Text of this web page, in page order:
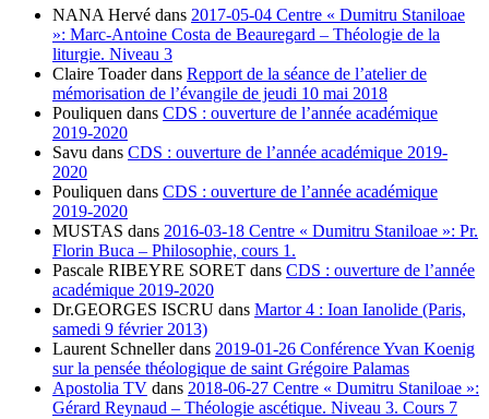
NANA Hervé dans 2017-05-04 Centre « Dumitru Staniloae
»: Marc-Antoine Costa de Beauregard – Théologie de la
liturgie. Niveau 3
Claire Toaderdans Repport de la séance de l’atelier de
mémorisation de l’évangile de jeudi 10 mai 2018
Pouliquen dans CDS : ouverture de l’année académique
2019-2020
Savu dans CDS : ouverture de l’année académique 2019-
2020
Pouliquen dans CDS : ouverture de l’année académique
2019-2020
MUSTAS dans 2016-03-18 Centre « Dumitru Staniloae »: Pr.
Florin Buca – Philosophie, cours 1.
Pascale RIBEYRE SORET dans CDS : ouverture de l’année
académique 2019-2020
Dr.GEORGES ISCRU dans Martor 4 : Ioan Ianolide (Paris,
samedi 9 février 2013)
Laurent Schnellerdans 2019-01-26 Conférence Yvan Koenig
sur la pensée théologique de saint Grégoire Palamas
Apostolia TV dans 2018-06-27 Centre « Dumitru Staniloae »:
Gérard Reynaud – Théologie ascétique. Niveau 3. Cours 7